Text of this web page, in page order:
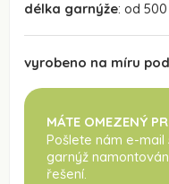
délka garnýže: od
vyrobeno na míru
MÁTE OMEZENÝ
Pošlete nám e-
garnýž
řešení.